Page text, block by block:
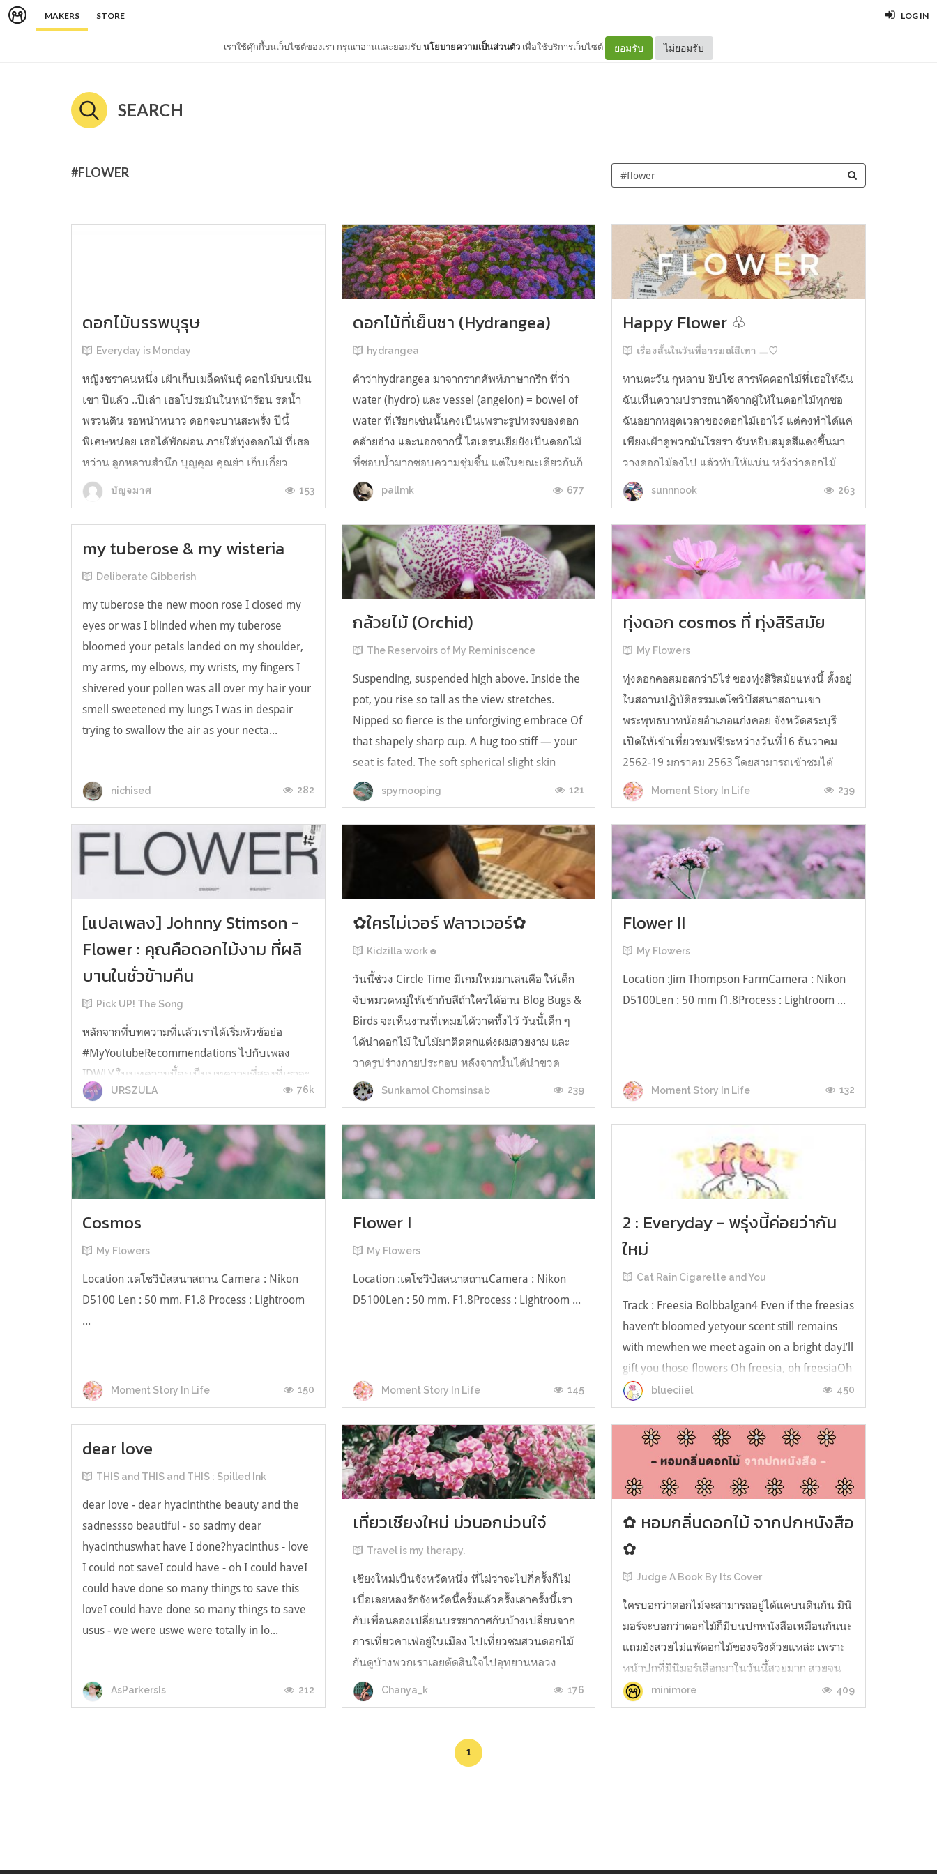
MAKERS STORE LOG IN
เราใช้คุ๊กกี้บนเว็บไซต์ของเรา กรุณาอ่านและยอมรับนโยบายความเป็นส่วนตัว เพื่อใช้บริการเว็บไซต์ ยอมรับ ไม่ยอมรับ
SEARCH
#FLOWER
ดอกไม้บรรพบุรุษ
Everyday is Monday
หญิงชราคนหนึ่ง เฝ้าเก็บเมล็ดพันธุ์ ดอกไม้บนเนิน
เขา ปีแล้ว ..ปีเล่า เธอโปรยมันในหน้าร้อน รดน้ำ
พรวนดิน รอหน้าหนาว ดอกจะบานสะพรั่ง ปีนี้
พิเศษหน่อย เธอได้พักผ่อน ภายใต้ทุ่งดอกไม้ ที่เธอ
หว่าน ลูกหลานสำนึก บุญคุณ คุณย่า เก็บเกี่ยว
ดอกไม้ บูชา ค้าขาย ขยายพันธุ์รุ่นสู่รุ่น เด็กน้อย
ขอบคุณ แม้...
ปัญจมาศ 153
ดอกไม้ที่เย็นชา (Hydrangea)
hydrangea
คำว่าhydrangea มาจากรากศัพท์ภาษากรีก ที่ว่า
water (hydro) และ vessel (angeion) = bowel of
water ที่เรียกเช่นนั้นคงเป็นเพราะรูปทรงของดอก
คล้ายอ่าง และนอกจากนี้ ไฮเดรนเยียยังเป็นดอกไม้
ที่ชอบน้ำมากชอบความชุ่มชื้น แต่ในขณะเดียวกันก็
เกลียดความเฉอะแฉะเช่นกันนอกจากจะมีลักษณะ
เฉพาะตัวที่สามารถเปลี่ยนสีเองได้แ...
pallmk 677
Happy Flower ♧
เรื่องสั้นในวันที่อารมณ์สีเทา ㅡ♡
ทานตะวัน กุหลาบ ยิปโซ สารพัดดอกไม้ที่เธอให้ฉัน
ฉันเห็นความปรารถนาดีจากผู้ให้ในดอกไม้ทุกช่อ
ฉันอยากหยุดเวลาของดอกไม้เอาไว้ แต่คงทำได้แค่
เพียงเฝ้าดูพวกมันโรยรา ฉันหยิบสมุดสีแดงขึ้นมา
วางดอกไม้ลงไป แล้วทับให้แน่น หวังว่าดอกไม้
แห้งเหล่านี้จะอยู่กับฉันไปตลอด แม่จัดบ้านครั้ง
ใหญ่ อะไรที่ไม่ได้ใช้จะถูกทิ้งไ...
sunnnook 263
my tuberose & my wisteria
Deliberate Gibberish
my tuberose the new moon rose I closed my
eyes or was I blinded when my tuberose
bloomed your petals landed on my shoulder,
my arms, my elbows, my wrists, my fingers I
shivered your pollen was all over my hair your
smell sweetened my lungs I was in despair
trying to swallow the air as your necta...
nichised 282
กล้วยไม้ (Orchid)
The Reservoirs of My Reminiscence
Suspending, suspended high above. Inside the
pot, you rise so tall as the view stretches.
Nipped so fierce is the unforgiving embrace Of
that shapely sharp cup. A hug too stiff — your
seat is fated. The soft spherical slight skin
gleams pure ivory, Your freckles tinted
majestic dust, sifted ...
spymooping 121
ทุ่งดอก cosmos ที่ ทุ่งสิริสมัย
My Flowers
ทุ่งดอกคอสมอสกว่า5ไร่ ของทุ่งสิริสมัยแห่งนี้ ตั้งอยู่
ในสถานปฏิบัติธรรมเตโชวิปัสสนาสถานเขา
พระพุทธบาทน้อยอำเภอแก่งคอย จังหวัดสระบุรี
เปิดให้เข้าเที่ยวชมฟรี!ระหว่างวันที่16 ธันวาคม
2562-19 มกราคม 2563 โดยสามารถเข้าชมได้
ตั้งแต่เวลา 07.00 - 17.00 น.FB :ทุ่งสิริสมัยแผนที่
เดินทาง https://goo.gl/maps/4xnZAFq...
Moment Story In Life 239
[แปลเพลง] Johnny Stimson -
Flower : คุณคือดอกไม้งาม ที่ผลิ
บานในชั่วข้ามคืน
Pick UP! The Song
หลักจากที่บทความที่เเล้วเราได้เริ่มหัวข้อย่อ
#MyYoutubeRecommendations ไปกับเพลง
IDWLY ในบทความนี้จะเป็นบทความที่สองที่เราจะ
แปลจากหัวข้อย่อนี้กันต่อค่ะ โดยยังคงเป็นเพลง
Stimson เช่นเคย กับเพลงที่มีชื่อว่า Flower ซึ่งเป็น
หนึ่งในเพลงที่เราชอบมาก และเพลงนี้ค่อนข้...
URSZULA 76k
✿ใครไม่เวอร์ ฟลาวเวอร์✿
Kidzilla work☻
วันนี้ช่วง Circle Time มีเกมใหม่มาเล่นคือ ให้เด็ก
จับหมวดหมู่ให้เข้ากับสีถ้าใครได้อ่าน Blog Bugs &
Birds จะเห็นงานที่เหมยได้วาดทิ้งไว้ วันนี้เด็ก ๆ
ได้นำดอกไม้ ใบไม้มาติดตกแต่งผมสวยงาม และ
วาดรูปร่างกายประกอบ หลังจากนั้นได้นำขวด
พลาสติกมาปั๊มสีโปสเตอร์และปั๊มลงบนกระดาษอีกที
และนำฝาขวดมาปั๊มสีโปสเตอร...
Sunkamol Chomsinsab 239
Flower II
My Flowers
Location :Jim Thompson FarmCamera : Nikon
D5100Len : 50 mm f1.8Process : Lightroom ...
Moment Story In Life 132
Cosmos
My Flowers
Location :เตโชวิปัสสนาสถาน Camera : Nikon
D5100 Len : 50 mm. F1.8 Process : Lightroom
...
Moment Story In Life 150
Flower I
My Flowers
Location :เตโชวิปัสสนาสถานCamera : Nikon
D5100Len : 50 mm. F1.8Process : Lightroom ...
Moment Story In Life 145
2 : Everyday - พรุ่งนี้ค่อยว่ากัน
ใหม่
Cat Rain Cigarette and You
Track : Freesia Bolbbalgan4 Even if the freesias
haven’t bloomed yetyour scent still remains
with mewhen we meet again on a bright dayI’ll
gift you those flowers Oh freesia, oh freesiaOh
give me freesias ...
blueciiel 450
dear love
THIS and THIS and THIS : Spilled Ink
dear love - dear hyacinththe beauty and the
sadnessso beautiful - so sadmy dear
hyacinthuswhat have I done?hyacinthus - love
I could not saveI could have - oh I could haveI
could have done so many things to save this
loveI could have done so many things to save
usus - we were uswe were totally in lo...
AsParkersIs 212
เที่ยวเชียงใหม่ ม่วนอกม่วนใจ๋
Travel is my therapy.
เชียงใหม่เป็นจังหวัดหนึ่ง ที่ไม่ว่าจะไปกี่ครั้งก็ไม่
เบื่อเลยหลงรักจังหวัดนี้ครั้งแล้วครั้งเล่าครั้งนี้เรา
กับเพื่อนลองเปลี่ยนบรรยากาศกันบ้างเปลี่ยนจาก
การเที่ยวคาเฟ่อยู่ในเมือง ไปเที่ยวชมสวนดอกไม้
กันดูบ้างพวกเราเลยตัดสินใจไปอุทยานหลวง
ราชพฤกษ์ (แล้วถ้าใครที่ยังเป็นนักศึกษาอยู่อย่าลืม
พกบัตรนักศึกษาไปด้...
Chanya_k 176
✿ หอมกลิ่นดอกไม้ จากปกหนังสือ
✿
Judge A Book By Its Cover
ใครบอกว่าดอกไม้จะสามารถอยู่ได้แค่บนดินกัน มินิ
มอร์จะบอกว่าดอกไม้ก็มีบนปกหนังสือเหมือนกันนะ
แถมยังสวยไม่แพ้ดอกไม้ของจริงด้วยแหล่ะ เพราะ
หน้าปกที่มินิมอร์เลือกมาในวันนี้สวยมาก สวยจน
สามารถใส่กรอบแขวนโชว์ในงานนิทรรศการศิลปะ
ได้เลย ฮิฮิ ว่าแล้วก็ลองไปดูเหล่าดอกไม้งามบนปก
minimore 409
1